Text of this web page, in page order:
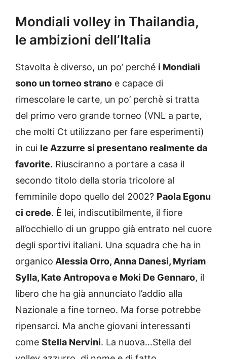
Mondiali volley in Thailandia,
le ambizioni dell’Italia
Stavolta è diverso, un po’ perché i Mondiali
sono un torneo strano e capace di
rimescolare le carte, un po’ perchè si tratta
del primo vero grande torneo (VNL a parte,
che molti Ct utilizzano per fare esperimenti)
in cui le Azzurre si presentano realmente da
favorite. Riusciranno a portare a casa il
secondo titolo della storia tricolore al
femminile dopo quello del 2002? Paola Egonu
ci crede. È lei, indiscutibilmente, il fiore
all’occhiello di un gruppo già entrato nel cuore
degli sportivi italiani. Una squadra che ha in
organico Alessia Orro, Anna Danesi, Myriam
Sylla, Kate Antropova e Moki De Gennaro, il
libero che ha già annunciato l’addio alla
Nazionale a fine torneo. Ma forse potrebbe
ripensarci. Ma anche giovani interessanti
come Stella Nervini. La nuova…Stella del